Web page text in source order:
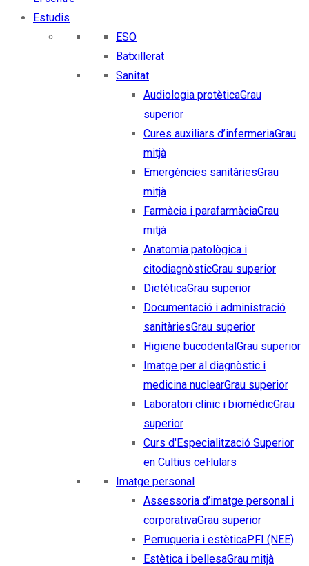
Estudis
ESO
Batxillerat
Sanitat
Audiologia protèticaGrau
superior
Cures auxiliars d’infermeriaGrau
mitjà
Emergències sanitàriesGrau
mitjà
Farmàcia i parafarmàciaGrau
mitjà
Anatomia patològica i
citodiagnòsticGrau superior
DietèticaGrau superior
Documentació i administració
sanitàriesGrau superior
Higiene bucodentalGrau superior
Imatge per al diagnòstic i
medicina nuclearGrau superior
Laboratori clínic i biomèdicGrau
superior
Curs d'Especialització Superior
en Cultius cel·lulars
Imatge personal
Assessoria d’imatge personal i
corporativaGrau superior
Perruqueria i estèticaPFI (NEE)
Estètica i bellesaGrau mitjà